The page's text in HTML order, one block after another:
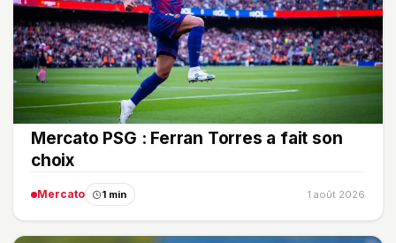
Mercato PSG : Ferran Torres a fait son
choix
Mercato 1 min 1 août 2026